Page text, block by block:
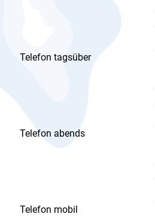
Telefon tagsüber
Telefon abends
Telefon mobil